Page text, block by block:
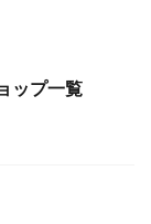
ップ一覧